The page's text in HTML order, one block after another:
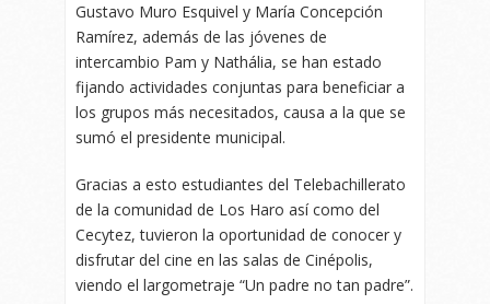
Gustavo Muro Esquivel y María Concepción
Ramírez, además de las jóvenes de
intercambio Pam y Nathália, se han estado
fijando actividades conjuntas para beneficiar a
los grupos más necesitados, causa a la que se
sumó el presidente municipal.
Gracias a esto estudiantes del Telebachillerato
de la comunidad de Los Haro así como del
Cecytez, tuvieron la oportunidad de conocer y
disfrutar del cine en las salas de Cinépolis,
viendo el largometraje “Un padre no tan padre”.